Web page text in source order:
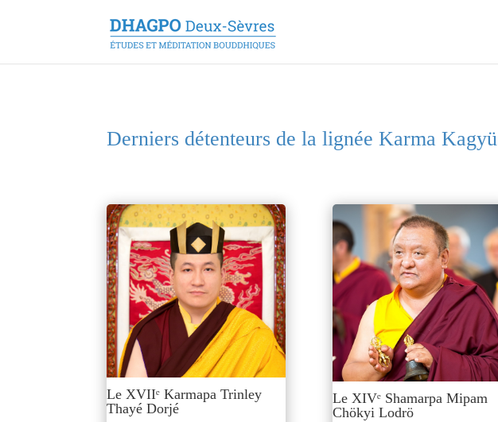
Derniers détenteurs de la lignée Karma Kagyü
Le XVIIᵉ Karmapa Trinley
Thayé Dorjé
Le XIVᵉ Shamarpa Mipam
Chökyi Lodrö